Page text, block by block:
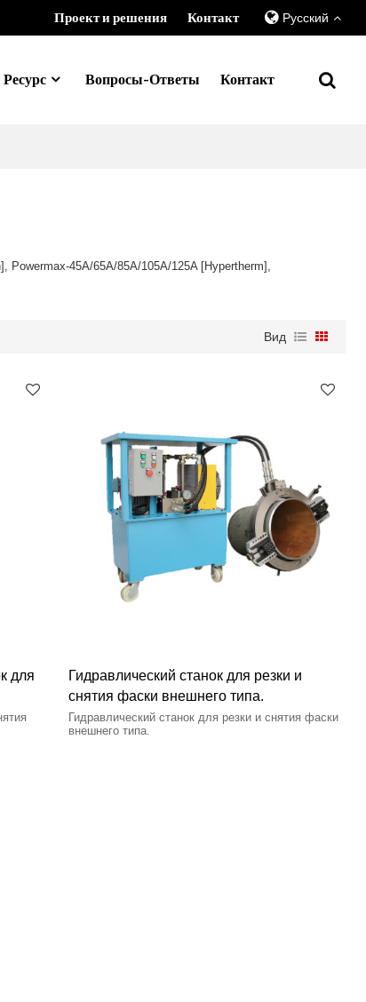
Проект и решения Контакт Русский
Ресурс Вопросы-Ответы Контакт
Powermax-45A/65A/85A/105A/125A [Hypertherm],
Вид
для
Гидравлический станок для резки и
снятия фаски внешнего типа.
Гидравлический станок для резки и снятия фаски
внешнего типа.